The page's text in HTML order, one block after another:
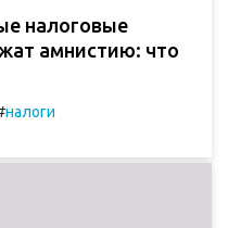
налоговые
амнистию: что
налоги